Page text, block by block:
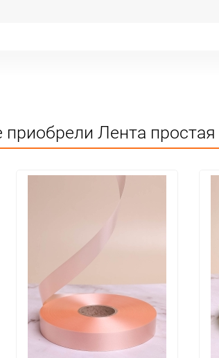
приобрели Лента